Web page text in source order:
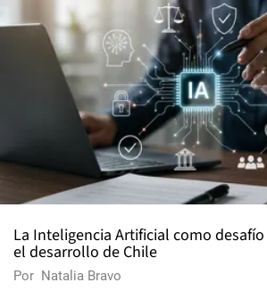
La Inteligencia Artificial como
el desarrollo de Chile
Por Natalia Bravo